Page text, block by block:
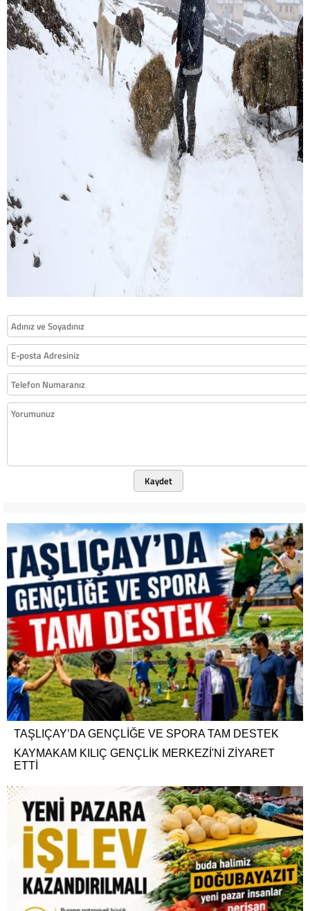
Kaydet
TAŞLIÇAY’DA GENÇLİĞE VE SPORA TAM DESTEK
KAYMAKAM KILIÇ GENÇLİK MERKEZİ'Nİ ZİYARET
ETTİ